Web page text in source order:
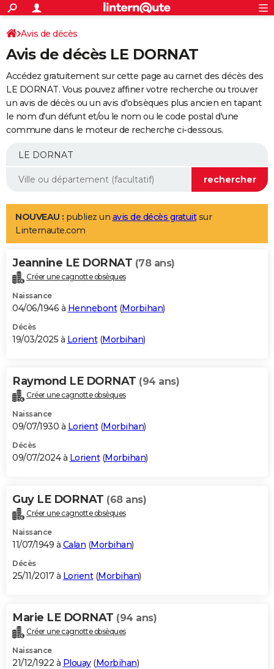
ACTUALITÉS
Politique
Société
Faits Divers
Education
Monde
Villes
+
SPORT
Coupe du monde 2026
Football
Tennis
Cyclisme
Rugby
Forum
Programme TV
TNTStreaming
Cinéma
Sorties cinéma
Musique
+FINANCE
Impôts
Immobilier
Risques naturels par ville
Banque
Assurance
Crédit
AUTO
Essais
Réserver un essai
Citadines
Berlines
SUV
Forum auto
+
Mobiles
Meilleur smartphone
Internet
Ordinateurs
Jeux vidéo
Guide high-tech
Aménagement intérieur
LIFESTYLE
Art de vivre
Bien-être
Loisirs
Mode
Modes de vie
Alimentation
Guide de la santé
Maladies
Médicaments
Sommeil
VOYAGE
Destinations
City break
Voyage nature
Voyage de noces
Forum
Climat
+PHOTO
GUIDES D'ACHAT
BONS PLANS
Carte de Noël
Carte Bonne année
Carte Saint-Valentin
Carte Pâques
Carte d'anniversaire
DICTIONNAIRE
Dictionnaire
Biographies
Citations
Expressions
Proverbes
PROGRAMME TV
S'inscrire
Se connecter
Lycées
Collèges
Primaires
Universités
Entreprises
Service militaire
Avis de recherche
AVIS DE DÉCÈS
Bricolage
Lifestyle
Culture
Sport
Auto
Television
Voyage
Cinema
Avis de décès
Avis de décès LE DORNAT
Accédez gratuitement sur cette page au carnet des décès des
LE DORNAT. Vous pouvez affiner votre recherche ou trouver
un avis de décès ou un avis d'obsèques plus ancien en tapant
le nom d'un défunt et/ou le nom ou le code postal d'une
commune dans le moteur de recherche ci-dessous.
NOUVEAU : publiez un avis de décès gratuitsur
Linternaute.com
Jeannine LE DORNAT (78 ans)
Créer une cagnotte obsèques
Naissance
04/06/1946 à Hennebont(Morbihan)
Décès
19/03/2025 à Lorient(Morbihan)
Raymond LE DORNAT (94 ans)
Créer une cagnotte obsèques
Naissance
09/07/1930 à Lorient(Morbihan)
Décès
09/07/2024 à Lorient(Morbihan)
Guy LE DORNAT (68 ans)
Créer une cagnotte obsèques
Naissance
11/07/1949 à Calan (Morbihan)
Décès
25/11/2017 à Lorient(Morbihan)
Marie LE DORNAT (94 ans)
Créer une cagnotte obsèques
Naissance
21/12/1922 à Plouay(Morbihan)